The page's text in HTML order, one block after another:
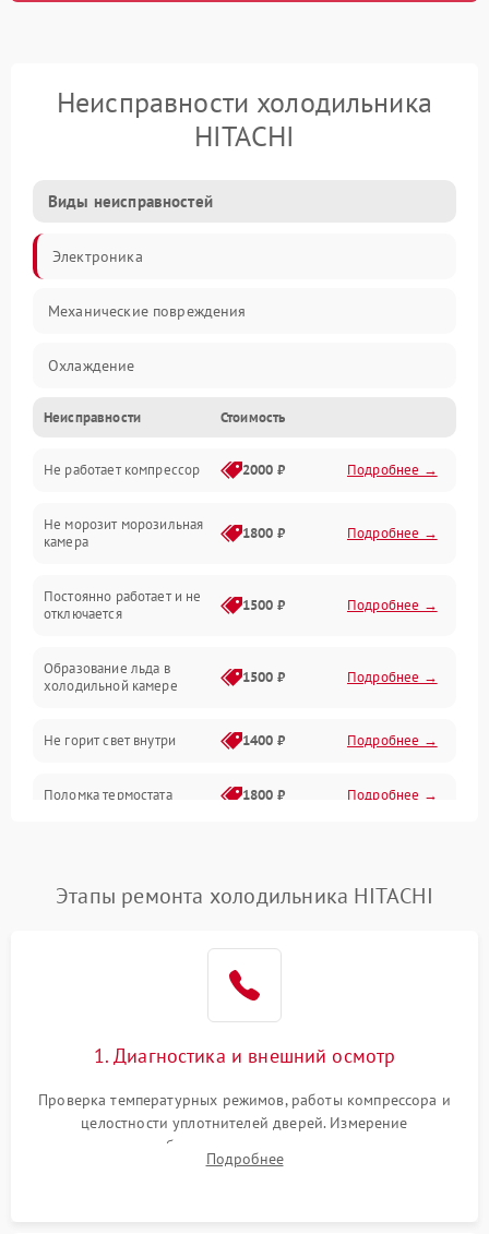
Неисправности холодильника
HITACHI
Виды неисправностей
Электроника
Механические повреждения
Охлаждение
Механика
Электропитание
Дренаж
Неисправности Стоимость
Не работает компрессор 2000 ₽ Подробнее →
Не морозит морозильная
камера
1800 ₽ Подробнее →
Постоянно работает и не
отключается
1500 ₽ Подробнее →
Образование льда в
холодильной камере
1500 ₽ Подробнее →
Не горит свет внутри 1400 ₽ Подробнее →
Поломка термостата 1800 ₽ Подробнее →
Поломка системы No Frost 2600 ₽ Подробнее →
работе
2000 ₽ Подробнее →
1000 ₽
Этапы ремонта холодильника HITACHI
1. Диагностика и внешний осмотр
Проверка температурных режимов, работы компрессора и
целостности уплотнителей дверей. Измерение
сопротивления обмоток мотора, проверка термостата и
считывание кодов ошибок с электронного дисплея.
Подробнее